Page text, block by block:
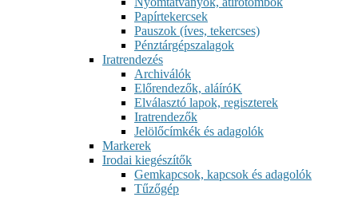
Papírtekercsek
Pauszok (íves, tekercses)
Pénztárgépszalagok
Iratrendezés
Archiválók
Előrendezők, aláíróK
Elválasztó lapok, regiszterek
Iratrendezők
Jelölőcímkék és adagolók
Markerek
Irodai kiegészítők
Gemkapcsok, kapcsok és adagolók
Tűzőgép